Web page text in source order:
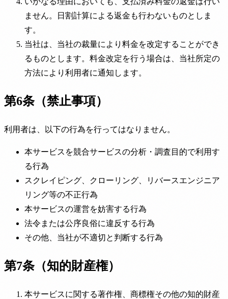
ません。日割計算による返金も行わないものとしま
す。
当社は、当社の裁量により料金を改定することができ
るものとします。料金改定を行う場合は、当社所定の
方法により利用者に通知します。
第6条（禁止事項）
利用者は、以下の行為を行ってはなりません。
本サービスを競合サービスの分析・調査目的で利用す
る行為
スクレイピング、クローリング、リバースエンジニア
リング等の不正行為
本サービスの運営を妨害する行為
法令または公序良俗に違反する行為
その他、当社が不適切と判断する行為
第7条（知的財産権）
本サービスに関する著作権、商標権その他の知的財産